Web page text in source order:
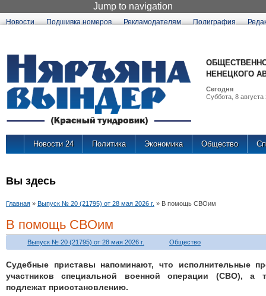
Jump to navigation
Новости Подшивка номеров Рекламодателям Полиграфия
НЕНЕЦКОГО
Сегодня
Суббота, 8 августа
Новости 24 Политика Экономика Общество
Вы здесь
Главная » Выпуск № 20 (21795) от 28 мая 2026 г. » В помощь СВОим
В помощь СВОим
Выпуск № 20 (21795) от 28 мая 2026 г. Общество
Судебные приставы напоминают, что исполнительные
участников специальной военной операции (СВО), а
подлежат приостановлению.